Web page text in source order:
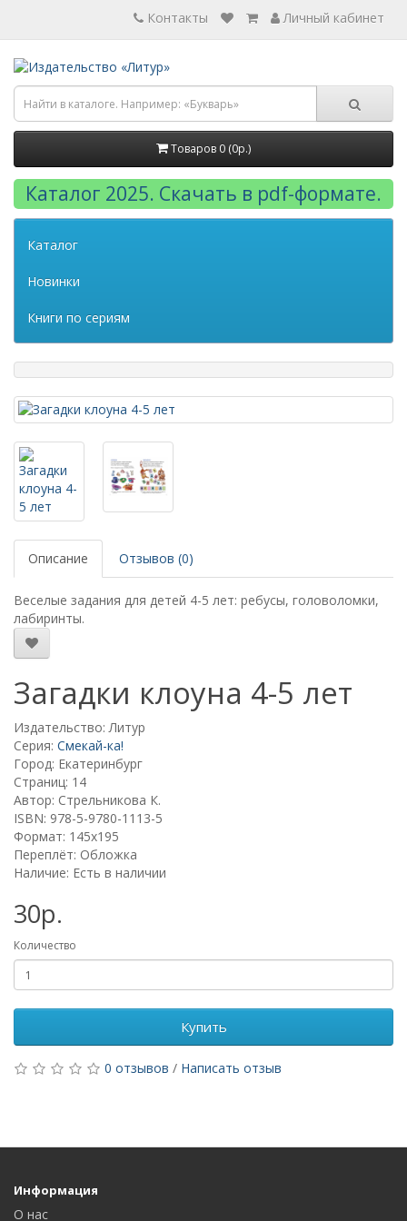
Контакты Личный кабинет
Товаров 0 (0р.)
Каталог 2025. Скачать в pdf-формате.
Каталог
Новинки
Книги по сериям
Описание Отзывов (0)
Веселые задания для детей 4-5 лет: ребусы, головоломки,
лабиринты.
Загадки клоуна 4-5 лет
Издательство: Литур
Серия: Смекай-ка!
Город: Екатеринбург
Страниц: 14
Автор: Стрельникова К.
ISBN: 978-5-9780-1113-5
Формат: 145х195
Переплёт: Обложка
Наличие: Есть в наличии
30р.
Количество
Купить
0 отзывов / Написать отзыв
Информация
О нас